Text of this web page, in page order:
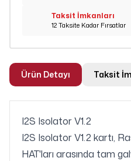
Taksit İmkanları
12 Taksite Kadar Fırsatlar
Ürün Detayı Taksit
I2S Isolator V1.2
I2S Isolator V1.2 kartı,
HAT'ları arasında tam